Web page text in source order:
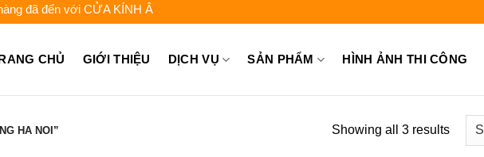
đã đến với CỬA KÍNH ÂU VIỆT - Liên hệ để được tư vấn: 0962.744.448 - 0931.725.999
CHỦ GIỚI THIỆU DỊCH VỤ SẢN PHẨM HÌNH ẢNH THI CÔNG
HA NOI” Showing all 3 results